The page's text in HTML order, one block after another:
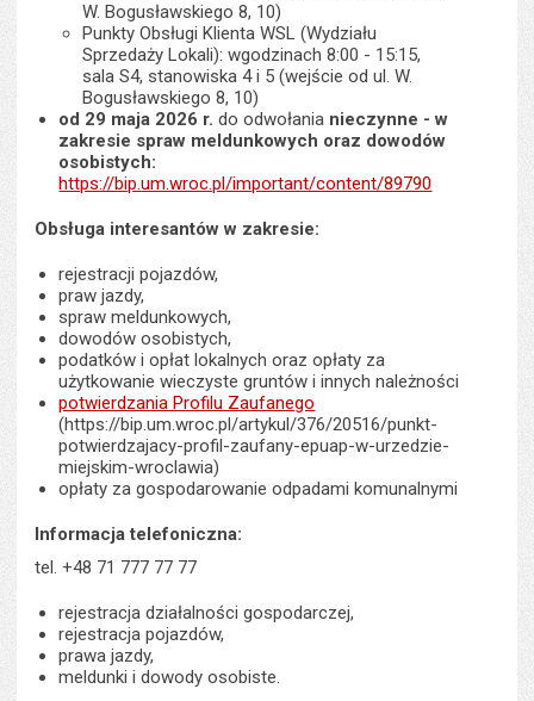
W. Bogusławskiego 8, 10)
Punkty Obsługi Klienta WSL (Wydziału
Sprzedaży Lokali): wgodzinach 8:00 - 15:15,
sala S4, stanowiska 4 i 5 (wejście od ul. W.
Bogusławskiego 8, 10)
od 29 maja 2026 r. do odwołania nieczynne - w
zakresie spraw meldunkowych oraz dowodów
osobistych:
https://bip.um.wroc.pl/important/content/89790
Obsługa interesantów w zakresie:
rejestracji pojazdów,
praw jazdy,
spraw meldunkowych,
dowodów osobistych,
podatków i opłat lokalnych oraz opłaty za
użytkowanie wieczyste gruntów i innych należności
potwierdzania Profilu Zaufanego
(https://bip.um.wroc.pl/artykul/376/20516/punkt-
potwierdzajacy-profil-zaufany-epuap-w-urzedzie-
miejskim-wroclawia)
opłaty za gospodarowanie odpadami komunalnymi
Informacja telefoniczna:
tel. +48 71 777 77 77
rejestracja działalności gospodarczej,
rejestracja pojazdów,
prawa jazdy,
meldunki i dowody osobiste.